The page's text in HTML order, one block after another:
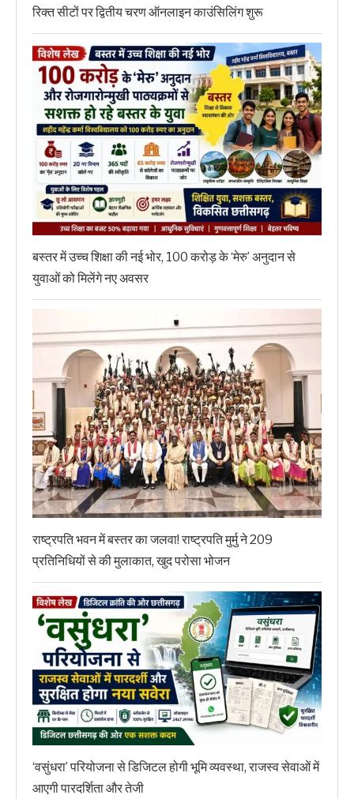
रिक्त सीटों पर द्वितीय चरण ऑनलाइन काउंसिलिंग शुरू
बस्तर में उच्च शिक्षा की नई भोर, 100 करोड़ के ‘मेरु’ अनुदान से
युवाओं को मिलेंगे नए अवसर
राष्ट्रपति भवन में बस्तर का जलवा! राष्ट्रपति मुर्मु ने 209
प्रतिनिधियों से की मुलाकात, खुद परोसा भोजन
‘वसुंधरा’ परियोजना से डिजिटल होगी भूमि व्यवस्था, राजस्व सेवाओं में
आएगी पारदर्शिता और तेजी